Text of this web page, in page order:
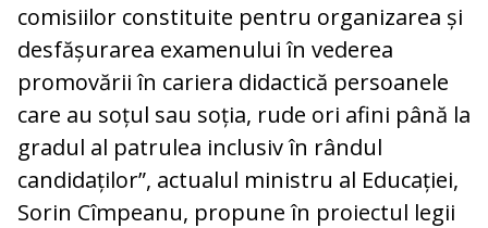
comisiilor constituite pentru organizarea și
desfășurarea examenului în vederea
promovării în cariera didactică persoanele
care au soțul sau soția, rude ori afini până la
gradul al patrulea inclusiv în rândul
candidaților”, actualul ministru al Educației,
Sorin Cîmpeanu, propune în proiectul legii